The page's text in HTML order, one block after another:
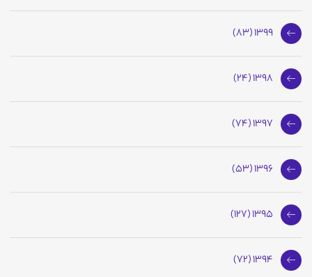
1399 (83)
1398 (24)
1397 (74)
1396 (53)
1395 (127)
1394 (72)